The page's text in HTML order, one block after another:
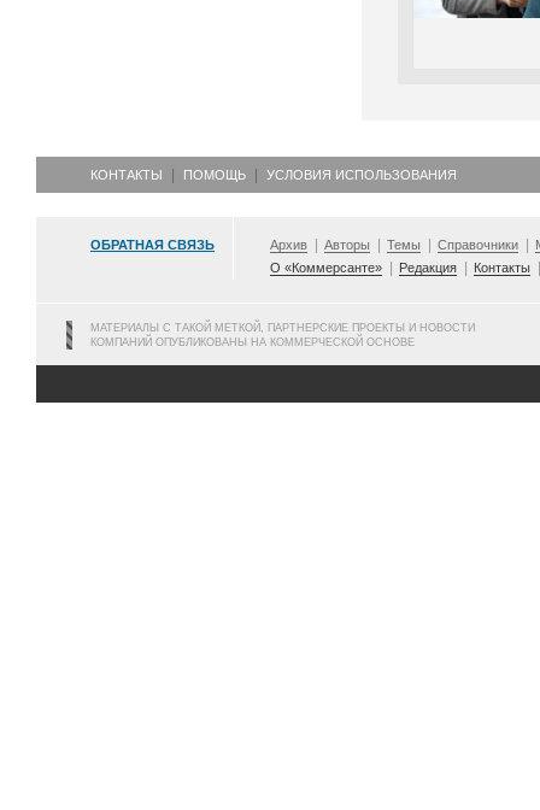
КОНТАКТЫ ПОМОЩЬ УСЛОВИЯ ИСПОЛЬЗОВАНИЯ
ОБРАТНАЯ СВЯЗЬ Архив Авторы Темы Справочники
О «Коммерсанте»
Редакция Контакты
МАТЕРИАЛЫ С ТАКОЙ МЕТКОЙ, ПАРТНЕРСКИЕ ПРОЕКТЫ И НОВОСТИ
КОМПАНИЙ ОПУБЛИКОВАНЫ НА КОММЕРЧЕСКОЙ ОСНОВЕ